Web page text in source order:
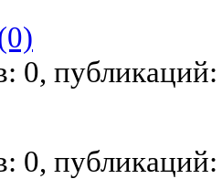
0,
0,